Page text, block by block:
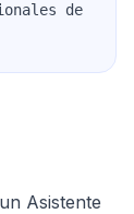
de
Asistente